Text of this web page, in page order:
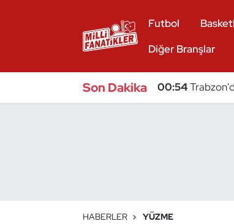
Futbol
Diğer Branşlar
Son Dakika 00:54
HABERLER YÜZME